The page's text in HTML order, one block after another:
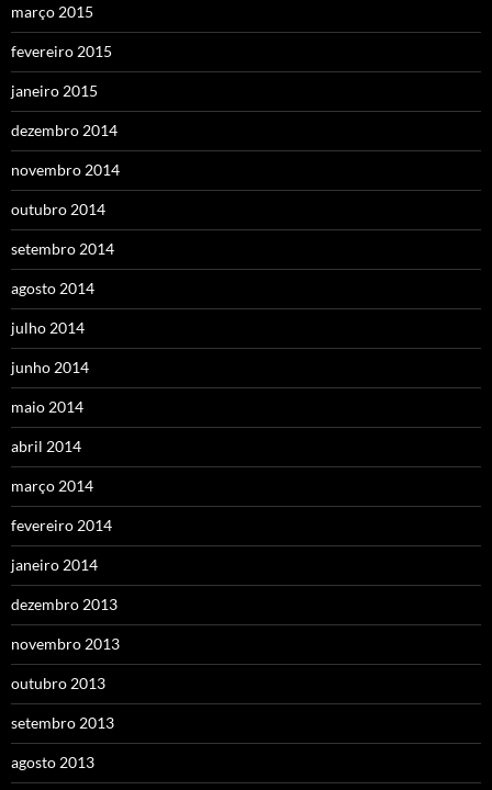
março 2015
fevereiro 2015
janeiro 2015
dezembro 2014
novembro 2014
outubro 2014
setembro 2014
agosto 2014
julho 2014
junho 2014
maio 2014
abril 2014
março 2014
fevereiro 2014
janeiro 2014
dezembro 2013
novembro 2013
outubro 2013
setembro 2013
agosto 2013